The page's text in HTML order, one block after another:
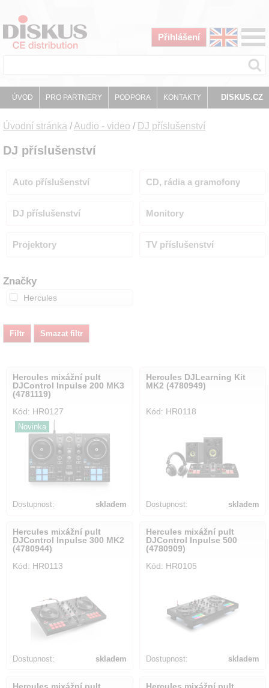
Přihlášení
ÚVOD PRO PARTNERY PODPORA KONTAKTY DISKUS.CZ
Úvodní stránka /Audio - video / DJ příslušenství
DJ příslušenství
Auto příslušenství CD, rádia a gramofony
DJ příslušenství Monitory
Projektory TV příslušenství
Značky
Hercules
Hercules mixážní pult
DJControl Inpulse 200 MK3
(4781119)
Kód: HR0127
Novinka
Dostupnost: skladem
Hercules DJLearning Kit
MK2 (4780949)
Kód: HR0118
Dostupnost: skladem
Hercules mixážní pult
DJControl Inpulse 300 MK2
(4780944)
Kód: HR0113
Dostupnost: skladem
Hercules mixážní pult
DJControl Inpulse 500
(4780909)
Kód: HR0105
Dostupnost: skladem